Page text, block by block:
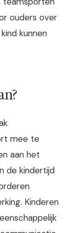
ouders over
kunnen
mee te
aan het
de kindertijd
Kinderen